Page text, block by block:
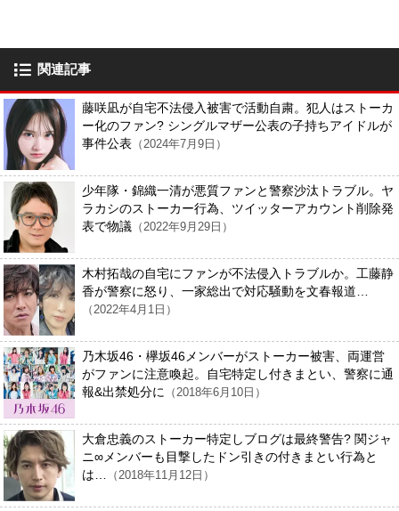
関連記事
藤咲凪が自宅不法侵入被害で活動自粛。犯人はストーカ
ー化のファン? シングルマザー公表の子持ちアイドルが
事件公表 （2024年7月9日）
少年隊・錦織一清が悪質ファンと警察沙汰トラブル。ヤ
ラカシのストーカー行為、ツイッターアカウント削除発
表で物議 （2022年9月29日）
木村拓哉の自宅にファンが不法侵入トラブルか。工藤静
香が警察に怒り、一家総出で対応騒動を文春報道…
（2022年4月1日）
乃木坂46・欅坂46メンバーがストーカー被害、両運営
がファンに注意喚起。自宅特定し付きまとい、警察に通
報&出禁処分に
（2018年6月10日）
大倉忠義のストーカー特定しブログは最終警告? 関ジャ
ニ∞メンバーも目撃したドン引きの付きまとい行為と
は…
（2018年11月12日）